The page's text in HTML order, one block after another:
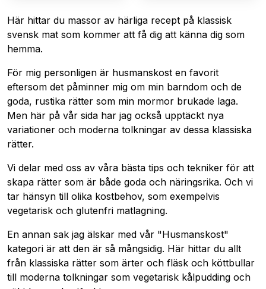
Här hittar du massor av härliga recept på klassisk
svensk mat som kommer att få dig att känna dig som
hemma.
För mig personligen är husmanskost en favorit
eftersom det påminner mig om min barndom och de
goda, rustika rätter som min mormor brukade laga.
Men här på vår sida har jag också upptäckt nya
variationer och moderna tolkningar av dessa klassiska
rätter.
Vi delar med oss av våra bästa tips och tekniker för att
skapa rätter som är både goda och näringsrika. Och vi
tar hänsyn till olika kostbehov, som exempelvis
vegetarisk och glutenfri matlagning.
En annan sak jag älskar med vår "Husmanskost"
kategori är att den är så mångsidig. Här hittar du allt
från klassiska rätter som ärter och fläsk och köttbullar
till moderna tolkningar som vegetarisk kålpudding och